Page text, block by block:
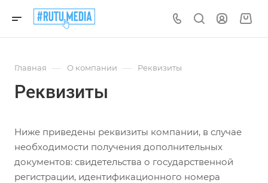
Главная — О компании — Реквизиты
Реквизиты
Ниже приведены реквизиты компании, в случае
необходимости получения дополнительных
документов: свидетельства о государственной
регистрации, идентификационного номера